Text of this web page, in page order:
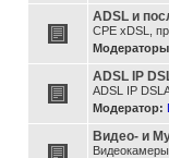
ADSL и
CPE xDSL,
ADSL IP
ADSL IP
Модератор:
Видео- и